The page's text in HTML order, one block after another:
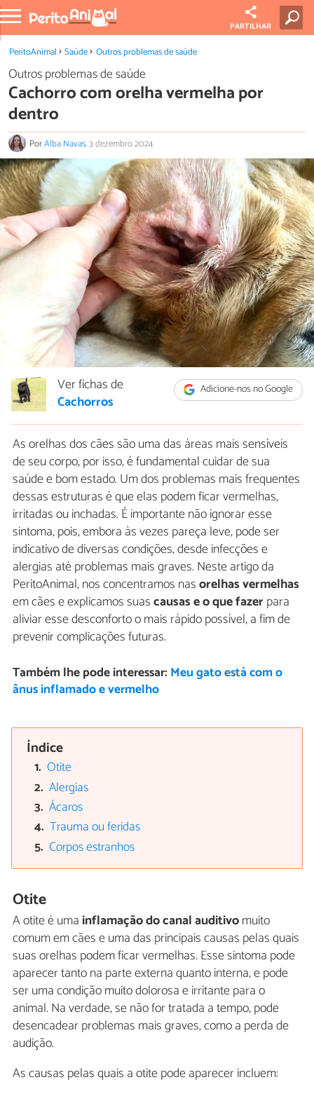
PARTILHAR
PeritoAnimal Saúde Outros problemas de saúde
Outros problemas de saúde
Cachorro com orelha vermelha por
dentro
PorAlba Navas.3 dezembro 2024
Adicione-nos no Google
Ver fichas de
Cachorros
As orelhas dos cães são uma das áreas mais sensíveis
de seu corpo, por isso, é fundamental cuidar de sua
saúde e bom estado. Um dos problemas mais frequentes
dessas estruturas é que elas podem ficar vermelhas,
irritadas ou inchadas. É importante não ignorar esse
sintoma, pois, embora às vezes pareça leve, pode ser
indicativo de diversas condições, desde infecções e
alergias até problemas mais graves. Neste artigo da
PeritoAnimal, nos concentramos nasorelhas vermelhas
em cães e explicamos suascausas e o que fazerpara
aliviar esse desconforto o mais rápido possível, a fim de
prevenir complicações futuras.
Também lhe pode interessar: Meu gato está com o
ânus inflamado e vermelho
Índice
Otite
Alergias
Ácaros
Trauma ou feridas
Corpos estranhos
Otite
A otite é uma inflamação do canal auditivomuito
comum em cães e uma das principais causas pelas quais
suas orelhas podem ficar vermelhas. Esse sintoma pode
aparecer tanto na parte externa quanto interna, e pode
ser uma condição muito dolorosa e irritante para o
animal. Na verdade, se não for tratada a tempo, pode
desencadear problemas mais graves, como a perda de
audição.
As causas pelas quais a otite pode aparecer incluem: